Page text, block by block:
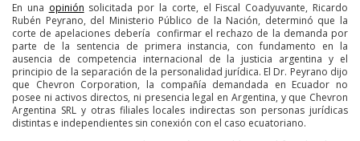
En una opinión solicitada por la corte, el Fiscal Coadyuvante, Ricardo
Rubén Peyrano, del Ministerio Público de la Nación, determinó que la
corte de apelaciones debería confirmar el rechazo de la demanda por
parte de la sentencia de primera instancia, con fundamento en la
ausencia de competencia internacional de la justicia argentina y el
principio de la separación de la personalidad jurídica. El Dr. Peyrano dijo
que Chevron Corporation, la compañía demandada en Ecuador no
posee ni activos directos, ni presencia legal en Argentina, y que Chevron
Argentina SRL y otras filiales locales indirectas son personas jurídicas
distintas e independientes sin conexión con el caso ecuatoriano.